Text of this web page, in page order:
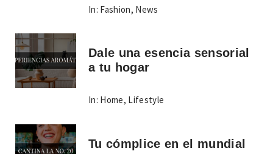
In: Fashion, News
Dale una esencia sensorial
a tu hogar
In: Home, Lifestyle
Tu cómplice en el mundial